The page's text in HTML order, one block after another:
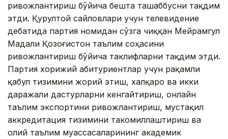
ривожлантириш бўйича бешта ташаббусни тақдим
этди. Қурултой сайловлари учун телевидение
дебатида партия номидан сўзга чиққан Мейрамгул
Мадали Қозоғистон таълим соҳасини
ривожлантириш бўйича таклифларни тақдим этди.
Партия хорижий абитуриентлар учун рақамли
қабул тизимини жорий этиш, халқаро ва икки
даражали дастурларни кенгайтириш, онлайн
таълим экспортини ривожлантириш, мустақил
аккредитация тизимини такомиллаштириш ва
олий таълим муассасаларининг академик